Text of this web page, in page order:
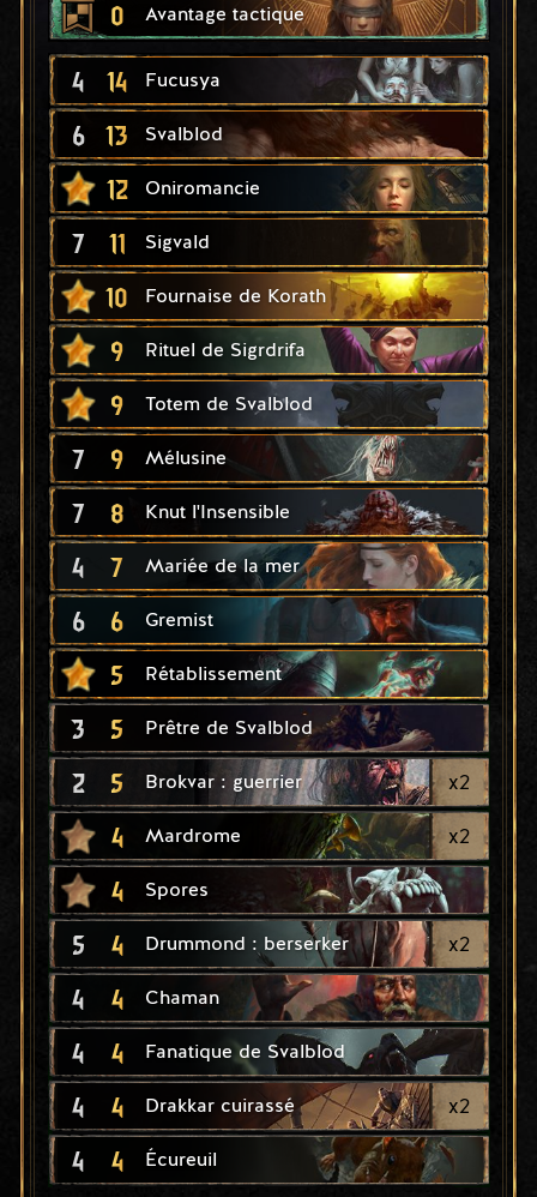
0 Avantage tactique
4 14 Fucusya
6 13 Svalblod
12 Oniromancie
7 11 Sigvald
10 Fournaise de Korath
9 Rituel de Sigrdrifa
9 Totem de Svalblod
7 9 Mélusine
7 8 Knut l'Insensible
4 7 Mariée de la mer
6 6 Gremist
5 Rétablissement
3 5 Prêtre de Svalblod
2 5 Brokvar : guerrier x2
4 Mardrome x2
4 Spores
5 4 Drummond : berserker x2
4 4 Chaman
4 4 Fanatique de Svalblod
4 4 Drakkar cuirassé x2
4 4 Écureuil